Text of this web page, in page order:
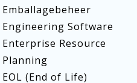
Emballagebeheer
Engineering Software
Enterprise Resource
Planning
EOL (End of Life)